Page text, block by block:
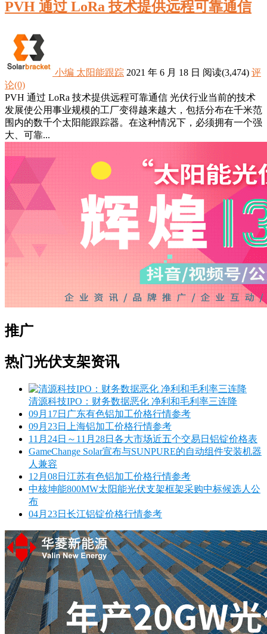
PVH 通过 LoRa 技术提供远程可靠通信
小编 太阳能跟踪 2021 年 6 月 18 日 阅读(3,474) 评
论(0)
PVH 通过 LoRa 技术提供远程可靠通信 光伏行业当前的技术
发展使公用事业规模的工厂变得越来越大，包括分布在千米范
围内的数千个太阳能跟踪器。在这种情况下，必须拥有一个强
大、可靠...
推广
热门光伏支架资讯
清源科技IPO：财务数据恶化 净利和毛利率三连降
09月17日广东有色铝加工价格行情参考
09月23日上海铝加工价格行情参考
11月24日～11月28日各大市场近五个交易日铝锭价格表
GameChange Solar宣布与SUNPURE的自动组件安装机器
人兼容
12月08日江苏有色铝加工价格行情参考
中核坤能800MW太阳能光伏支架框架采购中标候选人公
布
04月23日长江铝锭价格行情参考